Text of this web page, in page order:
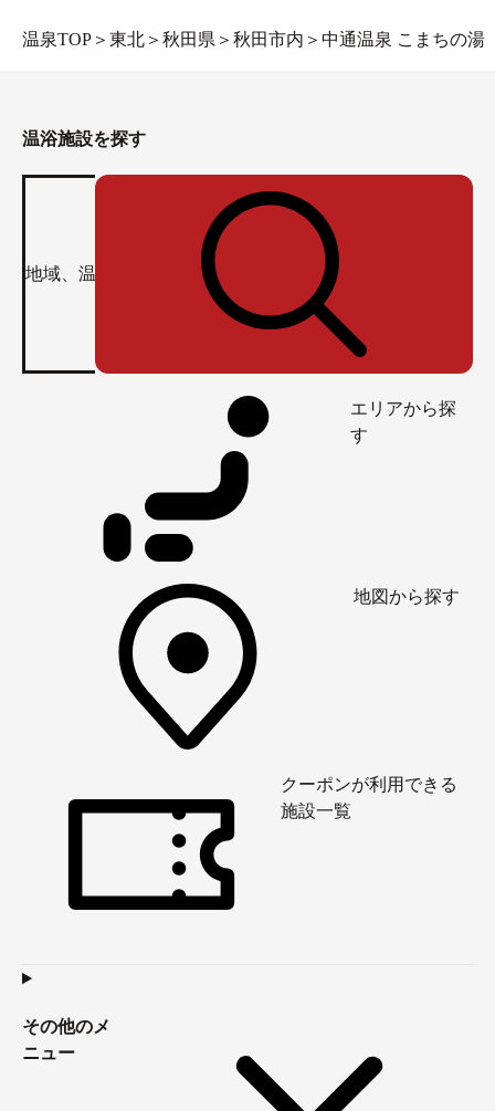
温泉TOP ＞ 東北 ＞ 秋田県 ＞ 秋田市内 ＞ 中通温泉 こまちの湯
温浴施設を探す
エリアから探
す
地図から探す
クーポンが利用できる
施設一覧
その他のメ
ニュー